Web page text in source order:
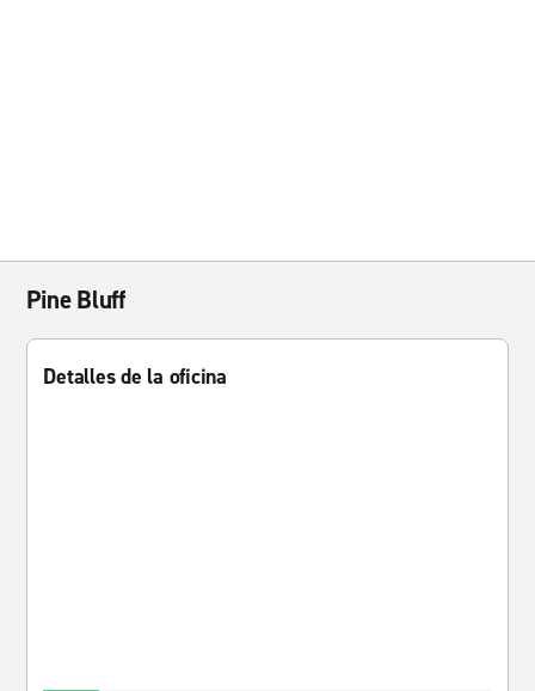
Pine Bluff
Detalles de la oficina